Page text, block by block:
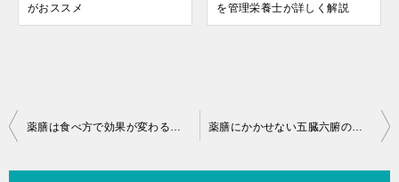
がおススメ
を管理栄養士が詳しく解説
投